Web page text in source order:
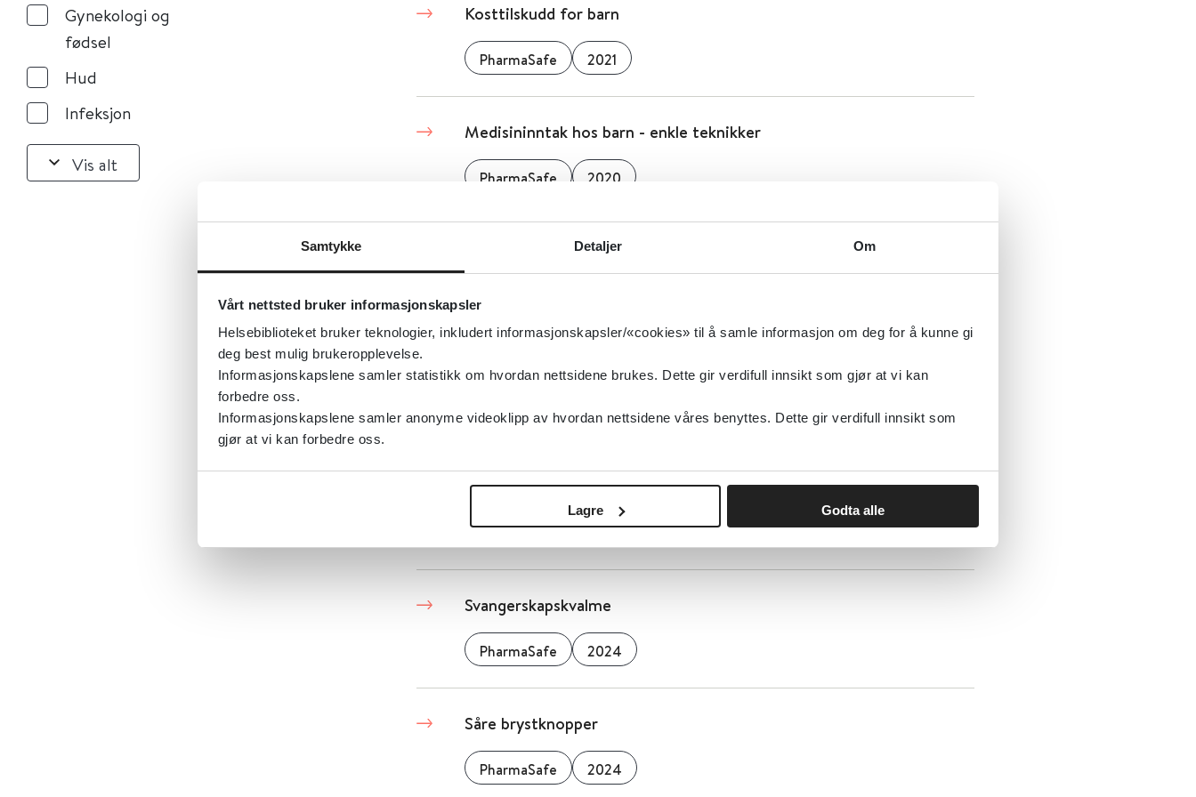
Samtykke Detaljer Om
Vårt nettsted bruker informasjonskapsler
Helsebiblioteket bruker teknologier, inkludert informasjonskapsler/«cookies» til å samle informasjon om deg for å kunne gi
deg best mulig brukeropplevelse.
Informasjonskapslene samler statistikk om hvordan nettsidene brukes. Dette gir verdifull innsikt som gjør at vi kan
forbedre oss.
Informasjonskapslene samler anonyme videoklipp av hvordan nettsidene våres benyttes. Dette gir verdifull innsikt som
gjør at vi kan forbedre oss.
Lagre Godta alle
Gynekologi og
fødsel
Hud
Infeksjon
Vis alt
Kosttilskudd for barn
PharmaSafe 2021
Medisininntak hos barn - enkle teknikker
PharmaSafe 2020
Puss i øyet hos barn
Solbeskyttelse - barn og sol
PharmaSafe 2025
Sure oppstøt og halsbrann hos gravide
PharmaSafe 2021
Svangerskapskvalme
PharmaSafe 2024
Såre brystknopper
PharmaSafe 2024